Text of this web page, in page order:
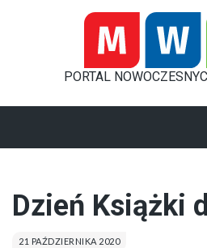
PORTAL
Dzień Książki
21 PAŹDZIERNIKA 2020